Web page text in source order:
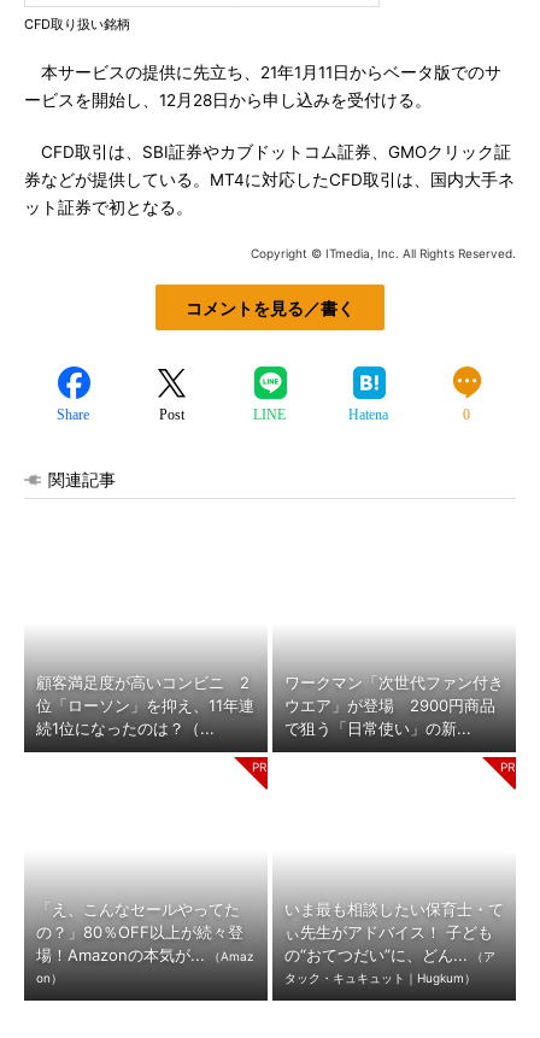
CFD取り扱い銘柄
本サービスの提供に先立ち、21年1月11日からベータ版でのサ
ービスを開始し、12月28日から申し込みを受付ける。
CFD取引は、SBI証券やカブドットコム証券、GMOクリック証
券などが提供している。MT4に対応したCFD取引は、国内大手ネ
ット証券で初となる。
Copyright © ITmedia, Inc. All Rights Reserved.
コメントを見る／書く
Share Post LINE Hatena 0
関連記事
顧客満足度が高いコンビニ 2
位「ローソン」を抑え、11年連
続1位になったのは？（...
ワークマン「次世代ファン付き
ウエア」が登場 2900円商品
で狙う「日常使い」の新...
「え、こんなセールやってた
の？」80％OFF以上が続々登
場！Amazonの本気が...
（Amaz
on）
いま最も相談したい保育士・て
ぃ先生がアドバイス！ 子ども
の“おてつだい”に、どん...
（ア
タック・キュキュット｜Hugkum）